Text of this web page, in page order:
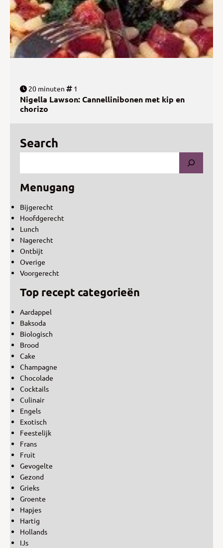
20 minuten 1
Nigella Lawson: Cannellinibonen met kip en
chorizo
Search
Menugang
Bijgerecht
Hoofdgerecht
Lunch
Nagerecht
Ontbijt
Overige
Voorgerecht
Top recept categorieën
Aardappel
Baksoda
Biologisch
Brood
Cake
Champagne
Chocolade
Cocktails
Culinair
Engels
Exotisch
Feestelijk
Frans
Fruit
Gevogelte
Gezond
Grieks
Groente
Hapjes
Hartig
Hollands
IJs